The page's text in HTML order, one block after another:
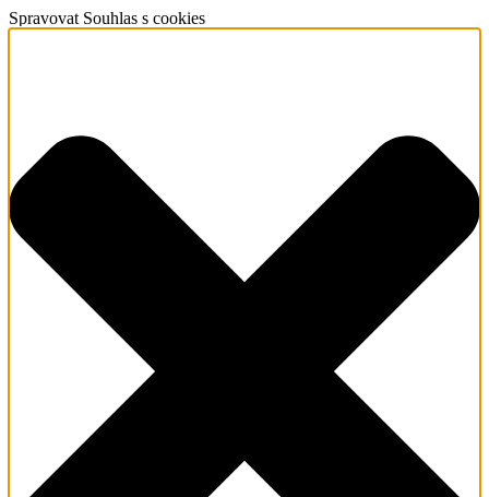
Spravovat Souhlas s cookies